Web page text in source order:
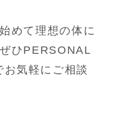
めて理想の体に
ひPERSONAL
気軽にご相談